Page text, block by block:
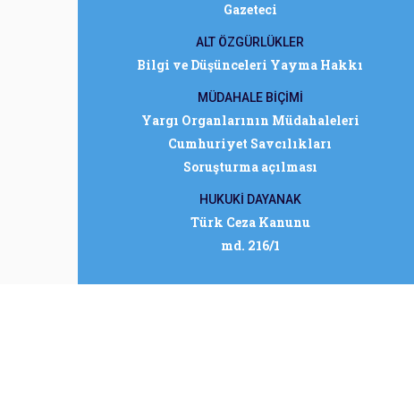
Gazeteci
ALT ÖZGÜRLÜKLER
Bilgi ve Düşünceleri Yayma Hakkı
MÜDAHALE BİÇİMİ
Yargı Organlarının Müdahaleleri
Cumhuriyet Savcılıkları
Soruşturma açılması
HUKUKİ DAYANAK
Türk Ceza Kanunu
md. 216/1